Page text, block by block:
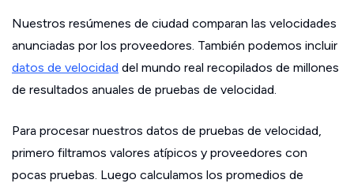
Nuestros resúmenes de ciudad comparan las velocidades
anunciadas por los proveedores. También podemos incluir
datos de velocidad del mundo real recopilados de millones
de resultados anuales de pruebas de velocidad.
Para procesar nuestros datos de pruebas de velocidad,
primero filtramos valores atípicos y proveedores con
pocas pruebas. Luego calculamos los promedios de